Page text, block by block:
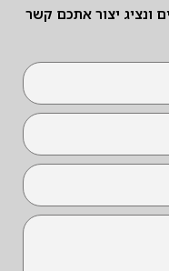
ונציג יצור אתכם קשר